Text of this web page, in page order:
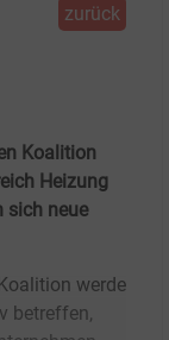
zurück
Koalition
Heizung
sich neue
werde
betreffen,